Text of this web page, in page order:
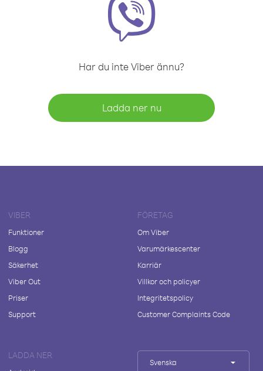
Har du inte Viber ännu?
Ladda ner nu
VIBER
Funktioner
Blogg
Säkerhet
Viber Out
Priser
Support
FÖRETAG
Om Viber
Varumärkescenter
Karriär
Villkor och policyer
Integritetspolicy
Customer Complaints Code
LADDA NER
Svenska